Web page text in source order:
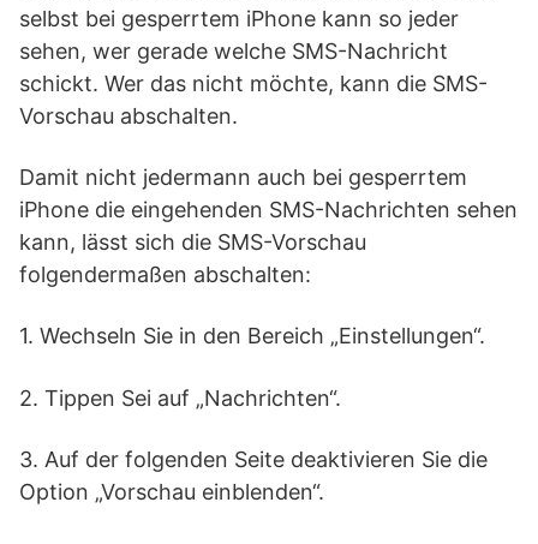
selbst bei gesperrtem iPhone kann so jeder
sehen, wer gerade welche SMS-Nachricht
schickt. Wer das nicht möchte, kann die SMS-
Vorschau abschalten.
Damit nicht jedermann auch bei gesperrtem
iPhone die eingehenden SMS-Nachrichten sehen
kann, lässt sich die SMS-Vorschau
folgendermaßen abschalten:
1. Wechseln Sie in den Bereich „Einstellungen“.
2. Tippen Sei auf „Nachrichten“.
3. Auf der folgenden Seite deaktivieren Sie die
Option „Vorschau einblenden“.